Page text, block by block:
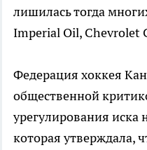
лишилась тогда
Imperial Oil, Chevrolet
Федерация хоккея
общественной
урегулирования иска
которая утверждала,